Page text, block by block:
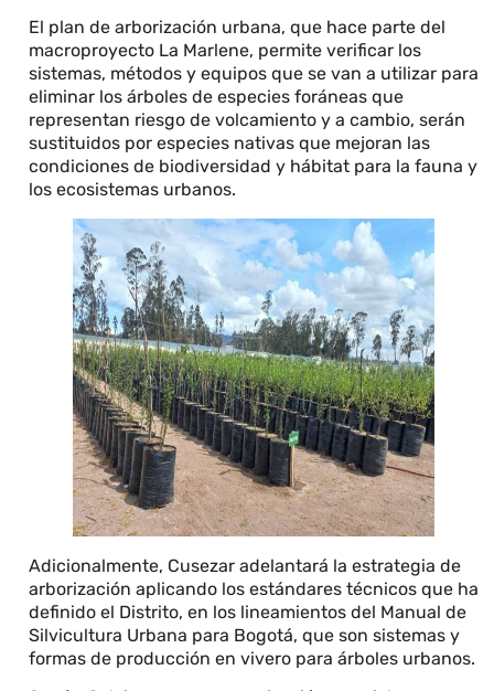
El plan de arborización urbana, que hace parte del
macroproyecto La Marlene, permite verificar los
sistemas, métodos y equipos que se van a utilizar para
eliminar los árboles de especies foráneas que
representan riesgo de volcamiento y a cambio, serán
sustituidos por especies nativas que mejoran las
condiciones de biodiversidad y hábitat para la fauna y
los ecosistemas urbanos.
Adicionalmente, Cusezar adelantará la estrategia de
arborización aplicando los estándares técnicos que ha
definido el Distrito, en los lineamientos del Manual de
Silvicultura Urbana para Bogotá, que son sistemas y
formas de producción en vivero para árboles urbanos.